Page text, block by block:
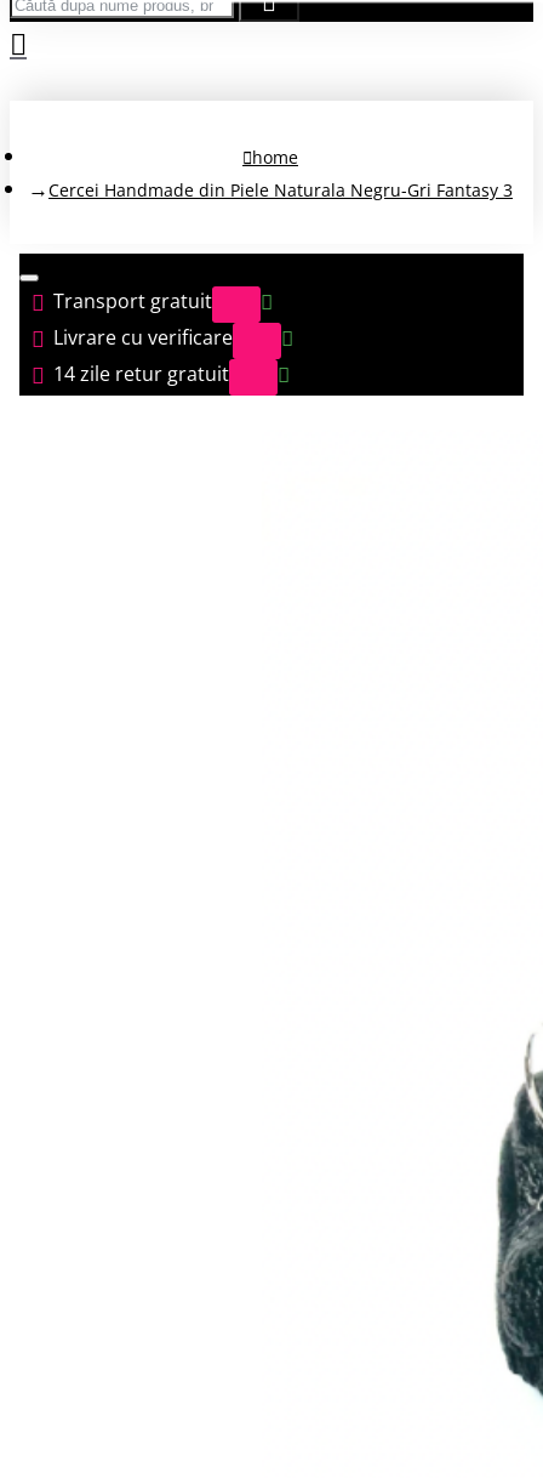
home
Cercei Handmade din Piele Naturala Negru-Gri Fantasy 3
Transport gratuit
Livrare cu verificare
14 zile retur gratuit